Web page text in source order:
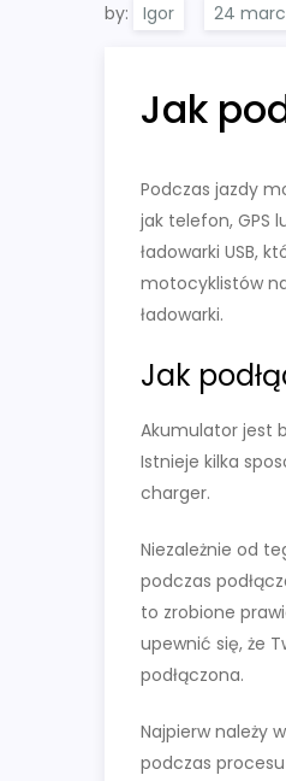
by: Igor
Jak
Podczas jazdy
jak telefon, GPS
ładowarki USB,
motocyklistów
ładowarki.
Jak
Akumulator jest
Istnieje kilka
charger.
Niezależnie od
podczas
to zrobione
upewnić się, że
podłączona.
Najpierw należy
podczas